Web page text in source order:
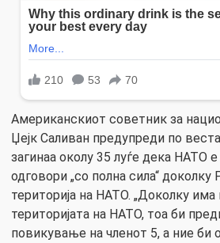
Американскиот советник за
Џејк Саливан предупреди по
загинаа околу 35 луѓе дека НАТО
одговори „со полна сила“ доколку
територија на НАТО. „Доколку
територијата на НАТО, тоа би
повикување на членот 5, а ние би